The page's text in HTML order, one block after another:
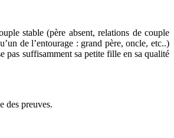
stable (père absent, relations de couple
de l’entourage : grand père, oncle, etc..)
pas suffisamment sa petite fille en sa qualité
des preuves.